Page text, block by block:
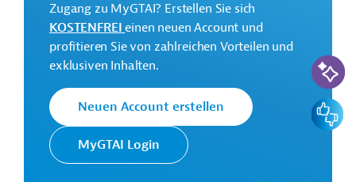
Kontaktadressen
Weltbank
Die Weltbankgruppe ist eine der
weltweit größten multilateralen
Entwicklungsorganisationen.
Zugang zu MyGTAI? Erstellen Sie sich
KOSTENFREIeinen neuen Account und
profitieren Sie von zahlreichen Vorteilen und
exklusiven Inhalten.
Neuen Account erstellen
MyGTAI Login
KI-